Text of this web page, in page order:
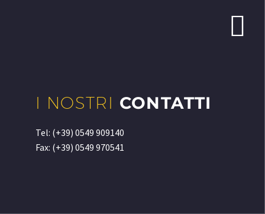


I NOSTRI CONTATTI
Tel: (+39) 0549 909140
Fax: (+39) 0549 970541